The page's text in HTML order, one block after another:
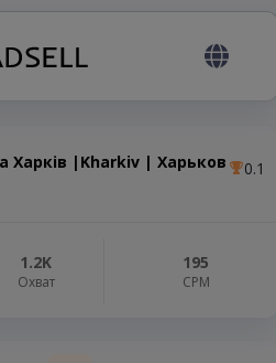
Харків |Kharkiv | Харьков 0.1
1.2K
Охват
195
СРМ